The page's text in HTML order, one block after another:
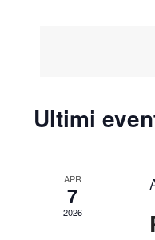
Ultimi
APR
7
2026